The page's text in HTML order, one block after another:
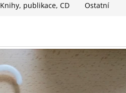
Knihy, publikace, CD Ostatní